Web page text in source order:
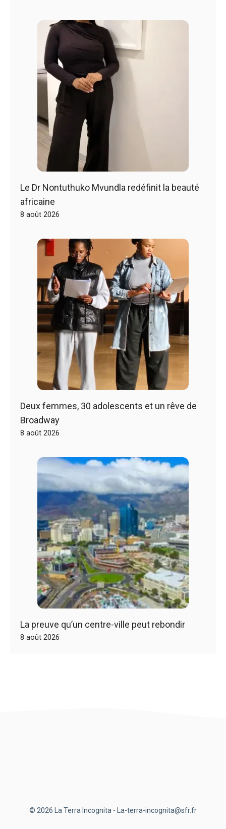
Le Dr Nontuthuko Mvundla redéfinit la beauté
africaine
8 août 2026
Deux femmes, 30 adolescents et un rêve de
Broadway
8 août 2026
La preuve qu’un centre-ville peut rebondir
8 août 2026
© 2026 La Terra Incognita - La-terra-incognita@sfr.fr